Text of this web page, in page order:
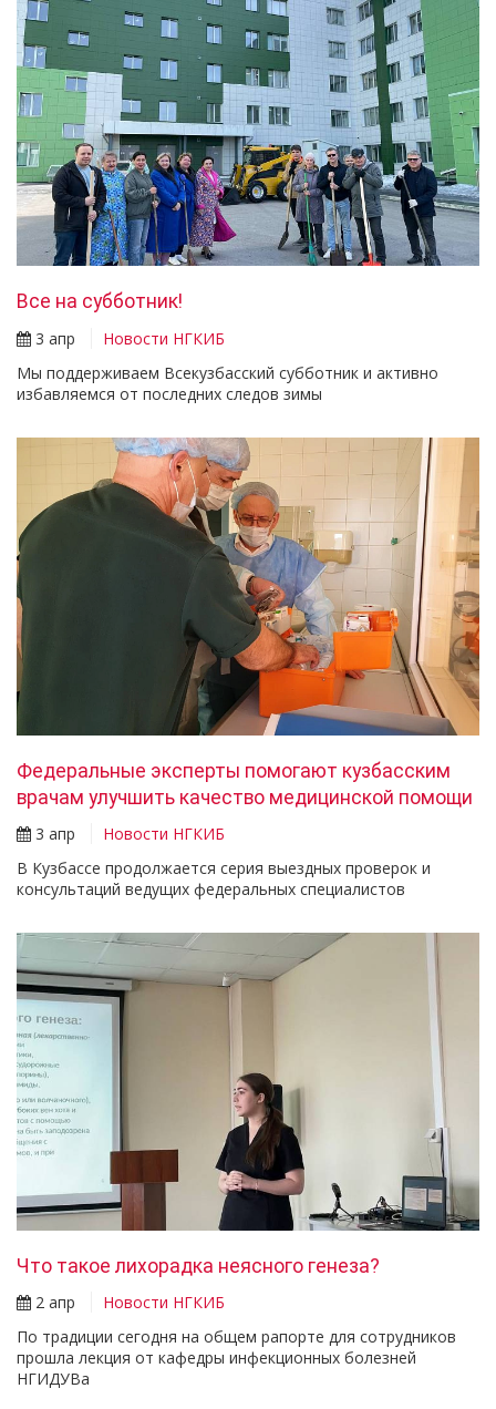
Все на субботник!
3 апр
Новости НГКИБ
Мы поддерживаем Всекузбасский субботник и активно
избавляемся от последних следов зимы
Федеральные эксперты помогают кузбасским
врачам улучшить качество медицинской помощи
3 апр
Новости НГКИБ
В Кузбассе продолжается серия выездных проверок и
консультаций ведущих федеральных специалистов
Что такое лихорадка неясного генеза?
2 апр
Новости НГКИБ
По традиции сегодня на общем рапорте для сотрудников
прошла лекция от кафедры инфекционных болезней
НГИДУВа